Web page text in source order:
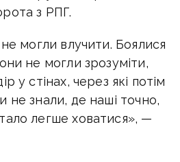
з РПГ.
могли влучити. Боялися
не могли зрозуміти,
у стінах, через які потім
не знали, де наші точно,
легше ховатися», —